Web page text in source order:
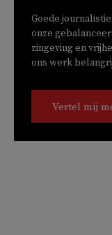
Goede
onze
zingeving en
ons werk
Vertel mij